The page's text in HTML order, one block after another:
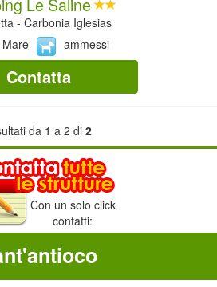
Le Saline
- Carbonia Iglesias
Mare
ammessi
Contatta
da 1 a 2 di 2
Con un solo click
contatti: